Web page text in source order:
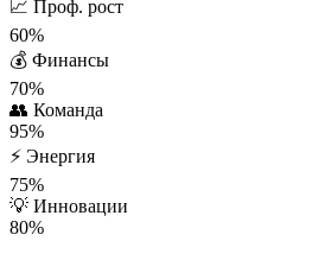
📈 Проф. рост
60%
💰 Финансы
70%
👥 Команда
95%
⚡ Энергия
75%
💡 Инновации
80%